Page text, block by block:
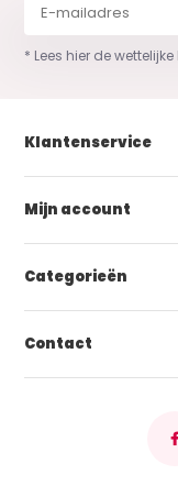
* Lees hier de
Klantenservice
Mijn account
Categorieën
Contact